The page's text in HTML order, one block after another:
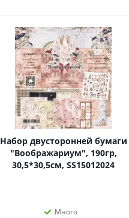
Набор двусторонней бумаги
"Воображариум", 190гр,
30,5*30,5см, SS15012024
Много